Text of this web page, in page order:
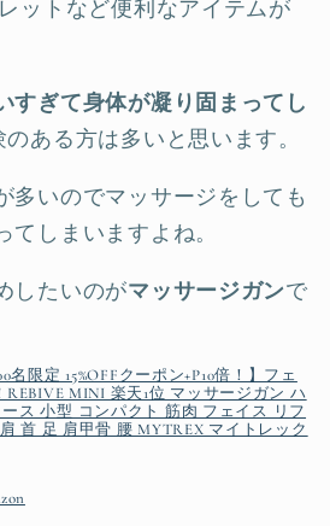
ットなど便利なアイテムが
すぎて身体が凝り固まってし
のある方は多いと思います。
多いのでマッサージをしても
てしまいますよね。
したいのがマッサージガンで
名限定 15%OFFクーポン+P10倍！】フェ
MINI 楽天1位 マッサージガン ハ
ス 小型 コンパクト 筋肉 フェイス リフ
首 足 肩甲骨 腰 MYTREX マイトレック